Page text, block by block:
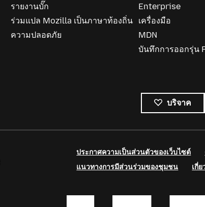
รายงานบั๊ก
ร่วมแปล Mozilla เป็นภาษาท้องถิ่น
ความปลอดภัย
Enterprise
เครื่องมือ
MDN
บันทึกการออกรุ่น
บริจาค
ประกาศความเป็นส่วนตัวของเว็บไซต์
แนวทางการมีส่วนร่วมของชุมชน
เกี่